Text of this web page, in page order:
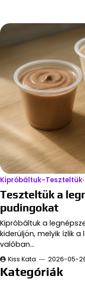
Kipróbáltuk-Teszteltük
Teszteltük a
pudingokat
Kipróbáltuk a
kiderüljön, melyik ízlik
valóban…
Kiss Kata 2026-05-
Kategóriák